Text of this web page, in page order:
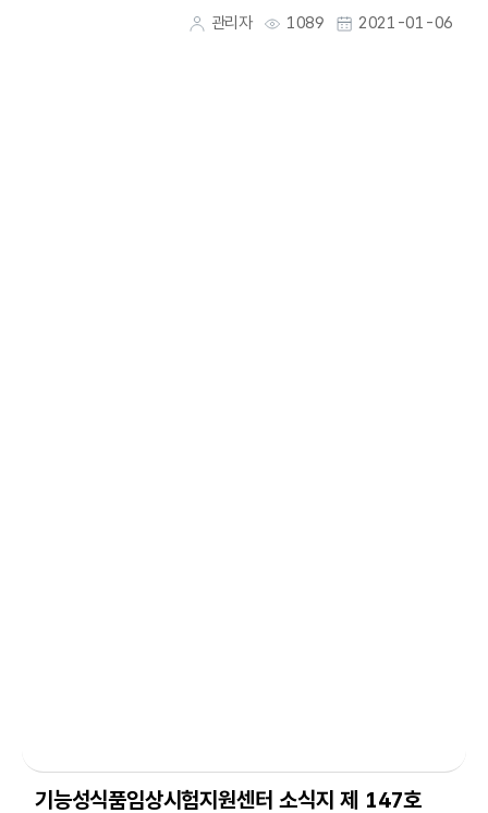
관리자 1089 2021-01-06
기능성식품임상시험지원센터 소식지 제 147호